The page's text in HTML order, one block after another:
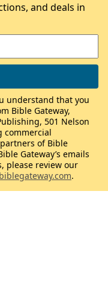
and deals in
understand that you
Bible Gateway,
501 Nelson
commercial
of Bible
Gateway’s emails
please review our
.